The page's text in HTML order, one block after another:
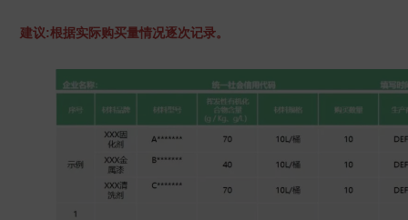
建议:根据实际购买量情况逐次记录。